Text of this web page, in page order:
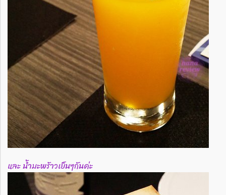
และ น้ำมะพร้าวเย็นๆกันค่ะ